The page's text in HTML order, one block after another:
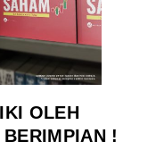
OLEH
!